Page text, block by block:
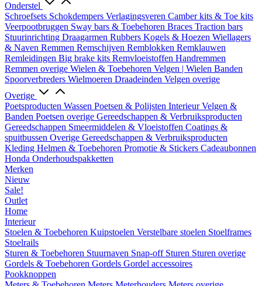
Onderstel
Schroefsets Schokdempers Verlagingsveren Camber kits & Toe kits
Veerpootbruggen Sway bars & Toebehoren Braces Traction bars
Stuurinrichting Draagarmen Rubbers Kogels & Hoezen Wiellagers
& Naven Remmen Remschijven Remblokken Remklauwen
Remleidingen Big brake kits Remvloeistoffen Handremmen
Remmen overige Wielen & Toebehoren Velgen | Wielen Banden
Spoorverbreders Wielmoeren Draadeinden Velgen overige
Overige
Poetsproducten Wassen Poetsen & Polijsten InterieurVelgen &
Banden Poetsen overige Gereedschappen & Verbruiksproducten
Gereedschappen Smeermiddelen & Vloeistoffen Coatings &
spuitbussen Overige Gereedschappen & Verbruiksproducten
Kleding Helmen & Toebehoren Promotie & Stickers Cadeaubonnen
Honda Onderhoudspakketten
Merken
Nieuw
Sale!
Outlet
Home
Interieur
Stoelen & Toebehoren Kuipstoelen Verstelbare stoelen Stoelframes
Stoelrails
Sturen & Toebehoren Stuurnaven Snap-off Sturen Sturen overige
Gordels & Toebehoren Gordels Gordel accessoires
Pookknoppen